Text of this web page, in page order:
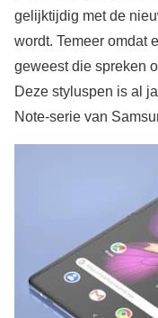
gelijktijdig met de
wordt. Temeer omdat
geweest die spreken
Deze styluspen is al
Note-serie van